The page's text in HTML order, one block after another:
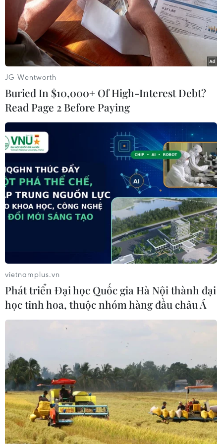
bình và thịnh vượng tại châu Á và trên thế giới.
Đại diện doanh nghiệp Nhật Bản phát biểu. (Ảnh: Thế
Duyệt/TTXVN)
Với hạ tầng kết nối đồng bộ, vị trí địa chiến lược
lý tưởng, tỉnh Hưng Yên, mảnh đất giàu truyền
thống văn hóa, lịch sử, đang vươn mình mạnh
mẽ trở thành một trung tâm công nghiệp hiện
đại với dư địa hợp tác vô cùng to lớn.
Hưng Yên cũng cho thấy sức hút mạnh mẽ với
các doanh nghiệp Nhật Bản khi đang có 190 dự
án có vốn đầu tư của Nhật Bản hoạt động hiệu
quả tại tỉnh, trong đó có khu công nghiệp Thăng
Long 2 của Tập đoàn Sumitomo.
Đây là một trong những dự án đầu tư khu công
nghiệp thành công nhất của doanh nghiệp Nhật
Bản tại Việt Nam. Các nhà đầu tư Nhật Bản
không chỉ đóng góp quan trọng vào ngân sách,
giải quyết việc làm mà còn thúc đẩy quá trình
chuyển dịch cơ cấu kinh tế, nâng cao trình độ
quản trị và công nghệ của địa phương.
JG Wentworth
Buried In $10,000+ Of High-Interest Debt?
Read Page 2 Before Paying
vietnamplus.vn
Phát triển Đại học Quốc gia Hà Nội thành đại
học tinh hoa, thuộc nhóm hàng đầu châu Á